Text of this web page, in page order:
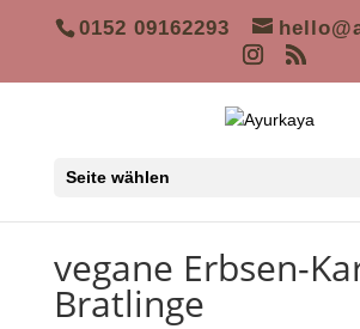
0152 09162293
Seite wählen
vegane Erbsen-
Bratlinge